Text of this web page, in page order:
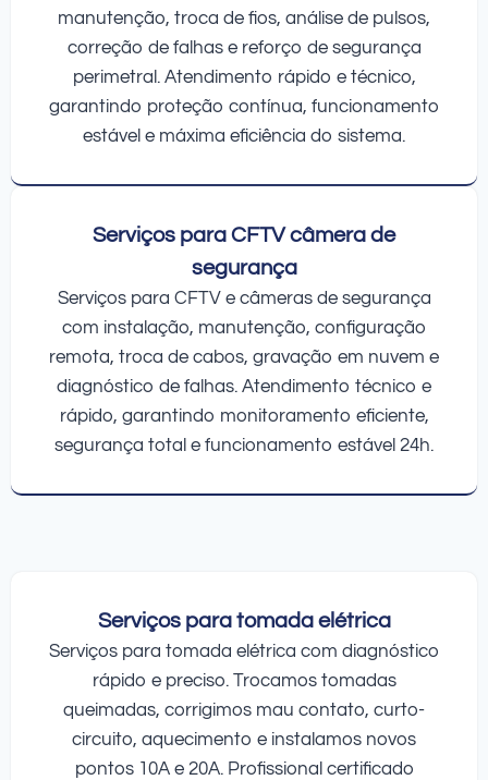
manutenção, troca de fios, análise de pulsos,
correção de falhas e reforço de segurança
perimetral. Atendimento rápido e técnico,
garantindo proteção contínua, funcionamento
estável e máxima eficiência do sistema.
Serviços para CFTV câmera de
segurança
Serviços para CFTV e câmeras de segurança
com instalação, manutenção, configuração
remota, troca de cabos, gravação em nuvem e
diagnóstico de falhas. Atendimento técnico e
rápido, garantindo monitoramento eficiente,
segurança total e funcionamento estável 24h.
Serviços para tomada elétrica
Serviços para tomada elétrica com diagnóstico
rápido e preciso. Trocamos tomadas
queimadas, corrigimos mau contato, curto-
circuito, aquecimento e instalamos novos
pontos 10A e 20A. Profissional certificado